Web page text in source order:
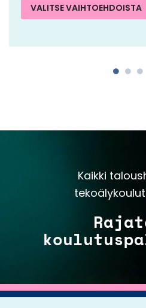
VALITSE VAIHTOEHDOISTA
Kaikki